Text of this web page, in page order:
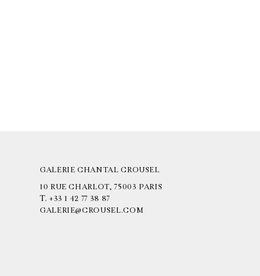
GALERIE CHANTAL CROUSEL
10 RUE CHARLOT, 75003 PARIS
T. +33 1 42 77 38 87
GALERIE@CROUSEL.COM